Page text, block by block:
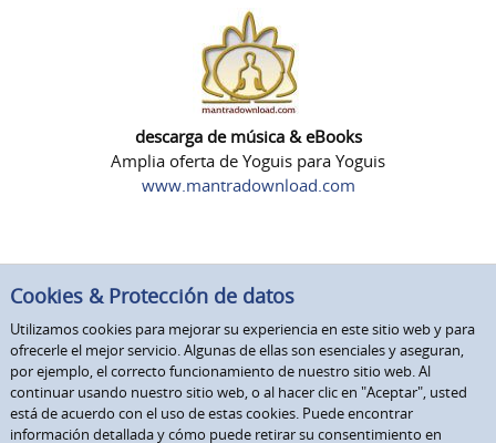
descarga de música & eBooks
Amplia oferta de Yoguis para Yoguis
www.mantradownload.com
Cookies & Protección de datos
Utilizamos cookies para mejorar su experiencia en este sitio web y para
ofrecerle el mejor servicio. Algunas de ellas son esenciales y aseguran,
por ejemplo, el correcto funcionamiento de nuestro sitio web. Al
continuar usando nuestro sitio web, o al hacer clic en "Aceptar", usted
está de acuerdo con el uso de estas cookies. Puede encontrar
información detallada y cómo puede retirar su consentimiento en